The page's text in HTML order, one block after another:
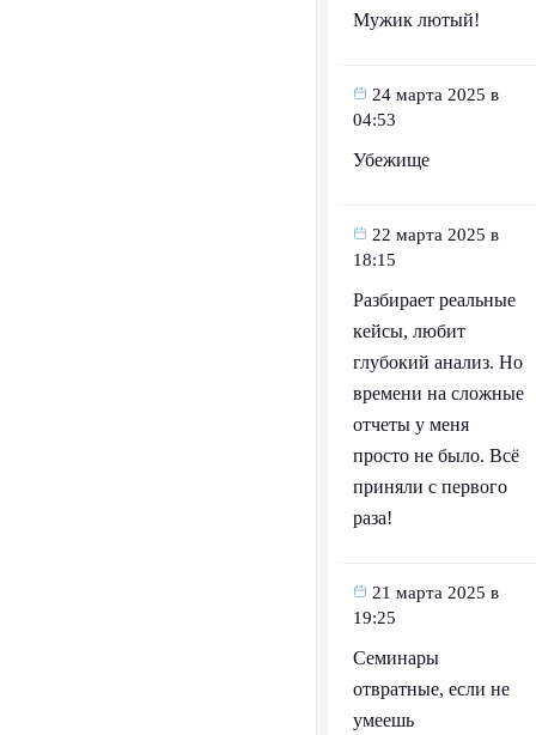
Мужик лютый!
24 марта 2025 в
04:53
Убежище
22 марта 2025 в
18:15
Разбирает реальные
кейсы, любит
глубокий анализ. Но
времени на сложные
отчеты у меня
просто не было. Всё
приняли с первого
раза!
21 марта 2025 в
19:25
Семинары
отвратные, если не
умеешь